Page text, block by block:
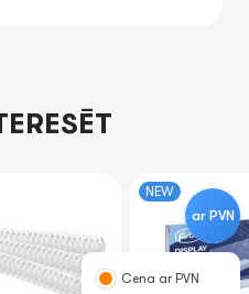
NEW
ar PVN
Cena ar PVN